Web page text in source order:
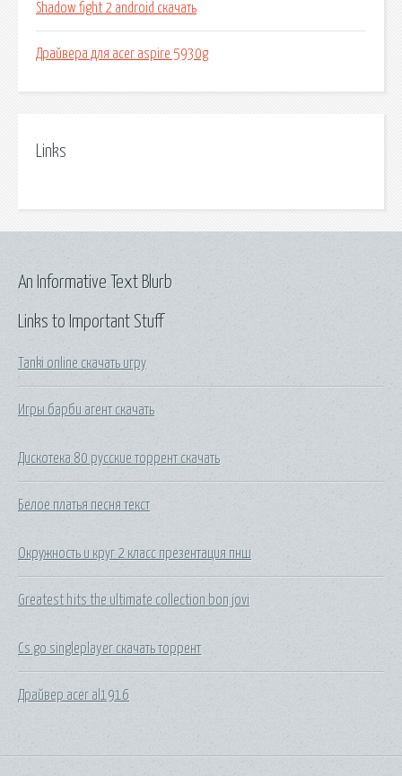
Shadow fight 2 android скачать
Драйвера для acer aspire 5930g
Links
Links to Important Stuff
Tanki online скачать игру
Игры барби агент скачать
Дискотека 80 русские торрент скачать
Белое платья песня текст
Окружность и круг 2 класс презентация пнш
Greatest hits the ultimate collection bon jovi
Cs go singleplayer скачать торрент
Драйвер acer al1916
An Informative Text Blurb